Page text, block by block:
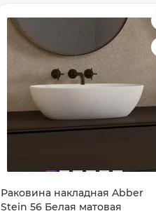
Раковина накладная Abber
Stein 56 Белая матовая